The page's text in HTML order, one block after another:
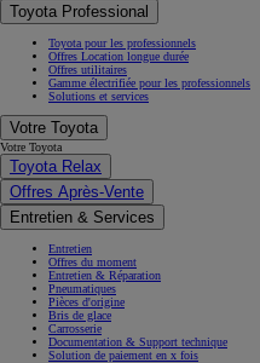
Toyota Professional
Toyota pour les professionnels
Offres Location longue durée
Offres utilitaires
Gamme électrifiée pour les professionnels
Solutions et services
Votre Toyota
Votre Toyota
Toyota Relax
Offres Après-Vente
Entretien & Services
Entretien
Offres du moment
Entretien & Réparation
Pneumatiques
Pièces d'origine
Bris de glace
Carrosserie
Documentation & Support technique
Solution de paiement en x fois